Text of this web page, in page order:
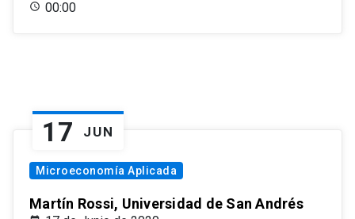
00:00
17 JUN
Microeconomía Aplicada
Martín Rossi, Universidad de San Andrés